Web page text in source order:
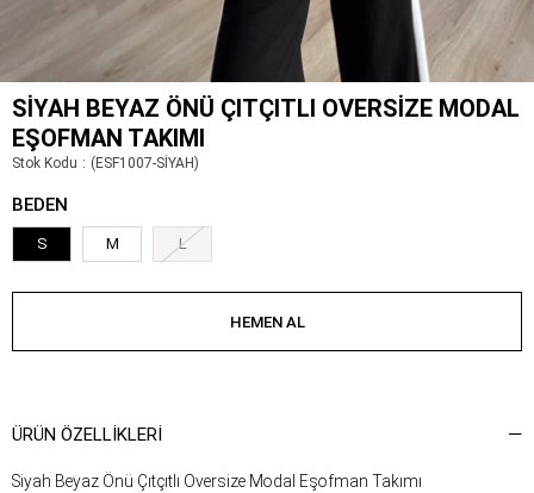
SIYAH BEYAZ ÖNÜ ÇITÇITLI OVERSIZE MODAL
EŞOFMAN TAKIMI
Stok Kodu (ESF1007-SİYAH)
BEDEN
S M L
ÜRÜN ÖZELLIKLERI
Siyah Beyaz Önü Çıtçıtlı Oversize Modal Eşofman Takımı